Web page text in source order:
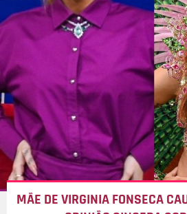
MÃE DE VIRGINIA FONSECA